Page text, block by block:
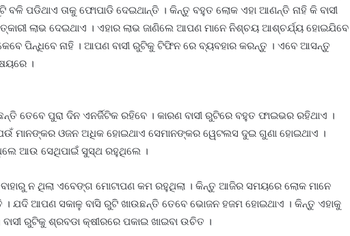
ପଡିଥାଏ ତାକୁ ଫୋପାଡି ଦେଇଥାନ୍ତି । କିନ୍ତୁ ବହୁତ ଲୋକ ଏହା ଆଣନ୍ତି ନାହି କି ବାସୀ
ଲାଭ ଦେଇଥାଏ । ଏହାର ଲାଭ ଜାଣିଲେ ଆପଣ ମାନେ ନିଶ୍ଚୟ ଆଶ୍ଚର୍ଯ୍ୟ ହୋଇଯିବେ
ପିନ୍ଧିବେ ନାହି । ଆପଣ ବାସୀ ରୁଟିକୁ ଟିଫିନ ରେ ବ୍ୟବହାର କରନ୍ତୁ । ଏବେ ଆସନ୍ତୁ
।
ତେବେ ପୁରା ଦିନ ଏନର୍ଜିଟିକ ରହିବେ । କାରଣ ବାସୀ ରୁଟିରେ ବହୁତ ଫାଇଭର ରହିଥାଏ ।
ମାନଙ୍କର ଓଜନ ଅଧିକ ହୋଇଥାଏ ସେମାନଙ୍କର ୱେଟଲସ ଦୁଇ ଗୁଣା ହୋଇଥାଏ ।
ଆଉ ସେଥିପାଇଁ ସୁସ୍ଥ ରହୁଥିଲେ ।
ନ ଥିଲା ଏବେଙ୍ଗ ମୋଟାପଣ କମ ରହୁଥିଲା । କିନ୍ତୁ ଆଜିର ସମୟରେ ଲୋକ ମାନେ
। ଯଦି ଆପଣ ସକାଳୁ ବାସି ରୁଟି ଖାଉଛନ୍ତି ତେବେ ଭୋଜନ ହଜମ ହୋଇଥାଏ । କିନ୍ତୁ ଏହାକୁ
ରୁଟିକୁ ଶ୍ରବଡା କ୍ଷୀରରେ ପକାଇ ଖାଇବା ଉଚିତ ।